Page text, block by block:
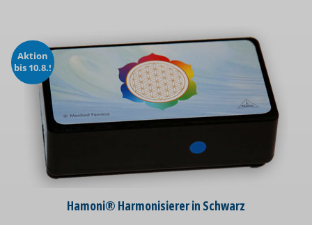
Aktion
bis 10.8.!
Hamoni® Harmonisierer in Schwarz